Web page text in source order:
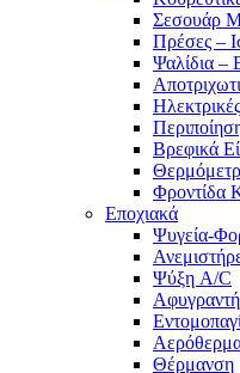
Σεσουάρ
Πρέσες –
Ψαλίδια –
Βρεφικά
Φροντίδα
Εποχιακά
Ψυγεία-
Ψύξη A/C
Θέρμανση